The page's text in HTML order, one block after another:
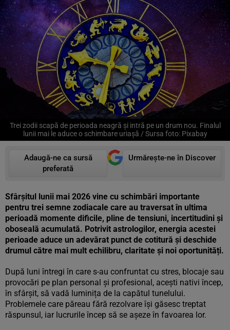
Trei zodii scapă de perioada neagră și intră pe un drum nou. Finalul
lunii mai le aduce o schimbare uriașă / Sursa foto: Pixabay
Adaugă-ne ca sursă
preferată
Urmărește-ne în Discover
Sfârșitul lunii mai 2026 vine cu schimbări importante
pentru trei semne zodiacale care au traversat în ultima
perioadă momente dificile, pline de tensiuni, incertitudini și
oboseală acumulată. Potrivit astrologilor, energia acestei
perioade aduce un adevărat punct de cotitură și deschide
drumul către mai mult echilibru, claritate și noi oportunități.
După luni întregi în care s-au confruntat cu stres, blocaje sau
provocări pe plan personal și profesional, acești nativi încep,
în sfârșit, să vadă luminița de la capătul tunelului.
Problemele care păreau fără rezolvare își găsesc treptat
răspunsul, iar lucrurile încep să se așeze în favoarea lor.